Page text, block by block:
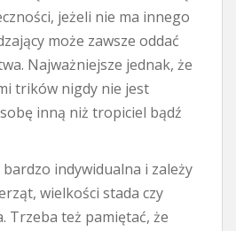
jeżeli nie ma innego
może zawsze oddać
Najważniejsze jednak, że
trików nigdy nie jest
inną niż tropiciel bądź
indywidualna i zależy
wielkości stada czy
Trzeba też pamiętać, że